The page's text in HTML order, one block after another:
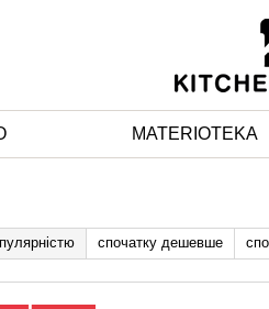
MATERIOTEKA
спочатку дешевше